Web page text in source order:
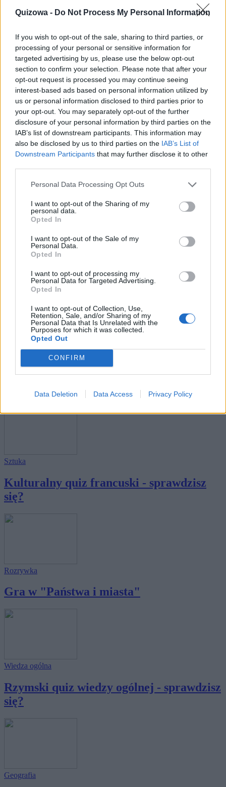
Quizowa - Do Not Process My Personal Information
If you wish to opt-out of the sale, sharing to third parties, or
processing of your personal or sensitive information for
targeted advertising by us, please use the below opt-out
section to confirm your selection. Please note that after your
opt-out request is processed you may continue seeing
interest-based ads based on personal information utilized by
us or personal information disclosed to third parties prior to
your opt-out. You may separately opt-out of the further
disclosure of your personal information by third parties on the
IAB’s list of downstream participants. This information may
also be disclosed by us to third parties on the IAB’s List of
Downstream Participants that may further disclose it to other
Personal Data Processing Opt Outs
I want to opt-out of the Sharing of my
personal data.
Opted In
I want to opt-out of the Sale of my
Personal Data.
Opted In
I want to opt-out of processing my
Personal Data for Targeted Advertising.
Opted In
I want to opt-out of Collection, Use,
Retention, Sale, and/or Sharing of my
Personal Data that Is Unrelated with the
Purposes for which it was collected.
Opted Out
CONFIRM
Data Deletion Data Access Privacy Policy
Moskiewski quiz wiedzy ogólnej -
sprawdzisz s...
Wiedza ogólna
Quiz wiedzy ogólnej o Los Angeles -
sprawdzis...
Geografia
niepasującą odp...
Ogólne
Państwa i miasta - tylko 10% osób kończy
Sztuka
Kulturalny quiz francuski - sprawdzisz
się?
Rozrywka
Gra w "Państwa i miasta"
Wiedza ogólna
Rzymski quiz wiedzy ogólnej - sprawdzisz
się?
Geografia